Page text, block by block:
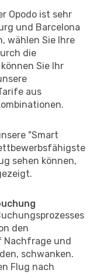
Opodo ist sehr
und Barcelona
wählen Sie Ihre
die
Sie Ihr
aus
"Smart
sehen können,
den
Nachfrage und
schwanken.
Flug nach